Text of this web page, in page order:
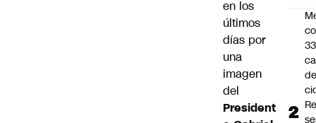
en los
últimos
días por
una
imagen
del
President
33
de